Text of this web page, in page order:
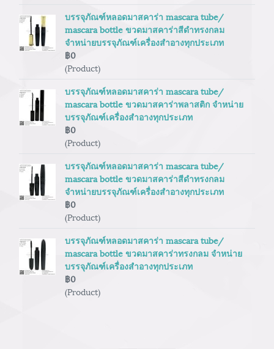
บรรจุภัณฑ์หลอดมาสคาร่า mascara tube/
mascara bottle ขวดมาสคาร่าสีดำทรงกลม
จำหน่ายบรรจุภัณฑ์เครื่องสำอางทุกประเภท
฿0
(Product)
บรรจุภัณฑ์หลอดมาสคาร่า mascara tube/
mascara bottle ขวดมาสคาร่าพลาสติก จำหน่าย
บรรจุภัณฑ์เครื่องสำอางทุกประเภท
฿0
(Product)
บรรจุภัณฑ์หลอดมาสคาร่า mascara tube/
mascara bottle ขวดมาสคาร่าสีดำทรงกลม
จำหน่ายบรรจุภัณฑ์เครื่องสำอางทุกประเภท
฿0
(Product)
บรรจุภัณฑ์หลอดมาสคาร่า mascara tube/
mascara bottle ขวดมาสคาร่าทรงกลม จำหน่าย
บรรจุภัณฑ์เครื่องสำอางทุกประเภท
฿0
(Product)